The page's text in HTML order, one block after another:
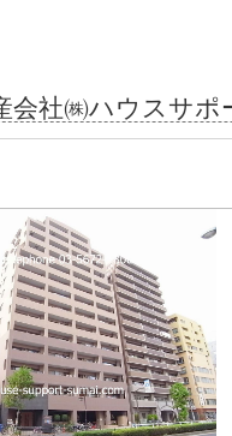
会社㈱ハウスサ